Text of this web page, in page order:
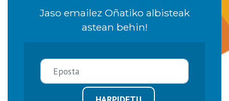
Jaso emailez Oñatiko albisteak
astean behin!